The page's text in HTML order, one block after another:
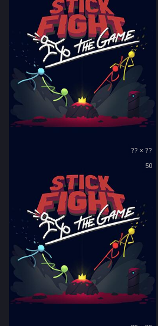
?? × ??
50